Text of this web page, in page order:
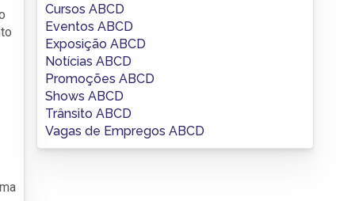
Cursos ABCD
Eventos ABCD
Exposição ABCD
Notícias ABCD
Promoções ABCD
Shows ABCD
Trânsito ABCD
Vagas de Empregos ABCD